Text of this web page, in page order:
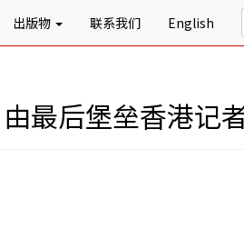
出版物 联系我们 English
最后堡垒香港记